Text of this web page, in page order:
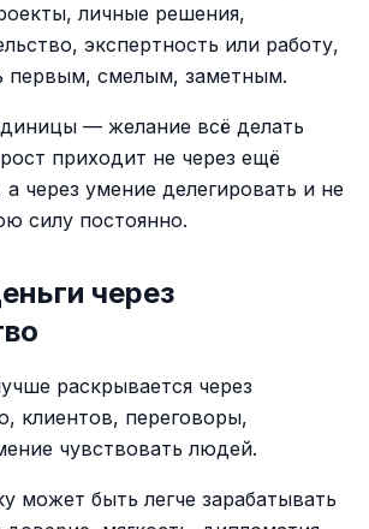
личные решения,
экспертность или работу,
первым, смелым, заметным.
— желание всё делать
приходит не через ещё
через умение делегировать и не
силу постоянно.
через
раскрывается через
клиентов, переговоры,
чувствовать людей.
может быть легче зарабатывать